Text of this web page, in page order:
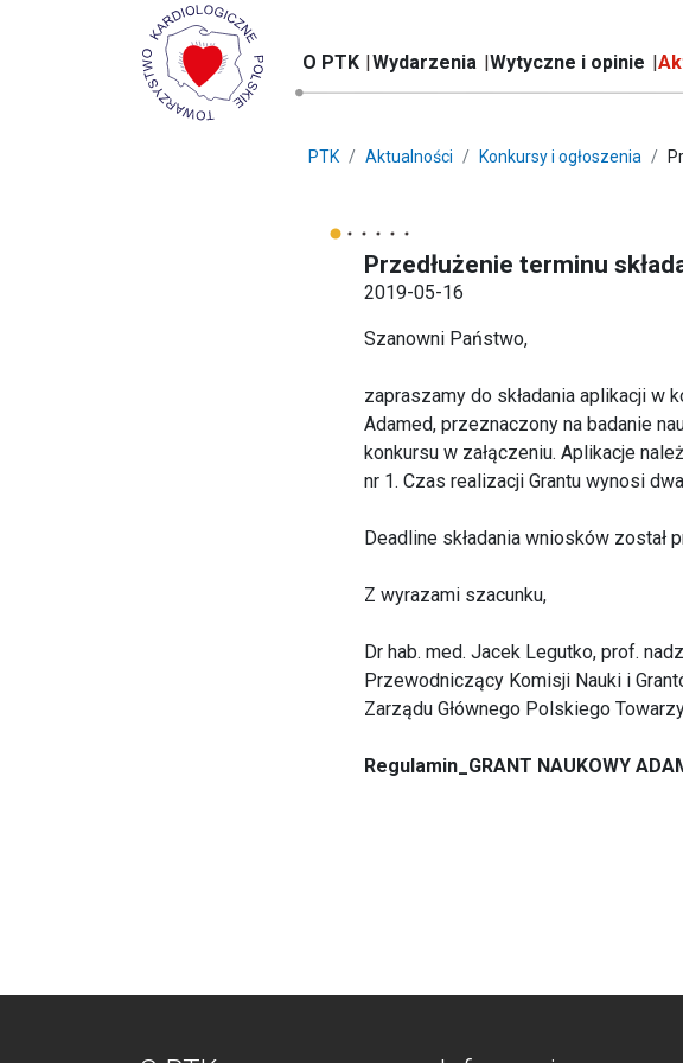
O PTK Wydarzenia Wytyczne i opinie
PTK Aktualności Konkursy i ogłoszenia
Przedłużenie terminu
2019-05-16
Szanowni Państwo,
zapraszamy do składania aplikacji w
Adamed, przeznaczony na badanie
konkursu w załączeniu. Aplikacje
nr 1. Czas realizacji Grantu wynosi
Deadline składania wniosków został
Z wyrazami szacunku,
Dr hab. med. Jacek Legutko, prof.
Przewodniczący Komisji Nauki i
Zarządu Głównego Polskiego
Regulamin_GRANT NAUKOWY